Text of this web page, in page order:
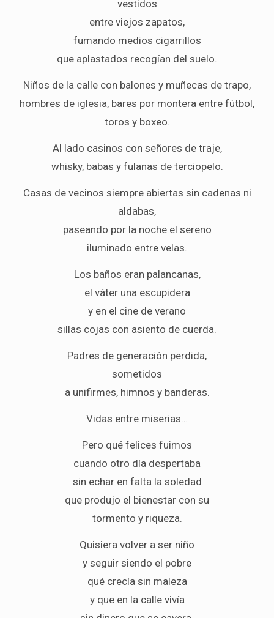
vestidos
entre viejos zapatos,
fumando medios cigarrillos
que aplastados recogían del suelo.
Niños de la calle con balones y muñecas de trapo,
hombres de iglesia, bares por montera entre fútbol,
toros y boxeo.
Al lado casinos con señores de traje,
whisky, babas y fulanas de terciopelo.
Casas de vecinos siempre abiertas sin cadenas ni
aldabas,
paseando por la noche el sereno
iluminado entre velas.
Los baños eran palancanas,
el váter una escupidera
y en el cine de verano
sillas cojas con asiento de cuerda.
Padres de generación perdida,
sometidos
a unifirmes, himnos y banderas.
Vidas entre miserias…
Pero qué felices fuimos
cuando otro día despertaba
sin echar en falta la soledad
que produjo el bienestar con su
tormento y riqueza.
Quisiera volver a ser niño
y seguir siendo el pobre
qué crecía sin maleza
y que en la calle vivía